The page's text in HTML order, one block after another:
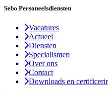
Sebo Personeelsdiensten
Vacatures
Actueel
Diensten
Specialismen
Over ons
Contact
Downloads en